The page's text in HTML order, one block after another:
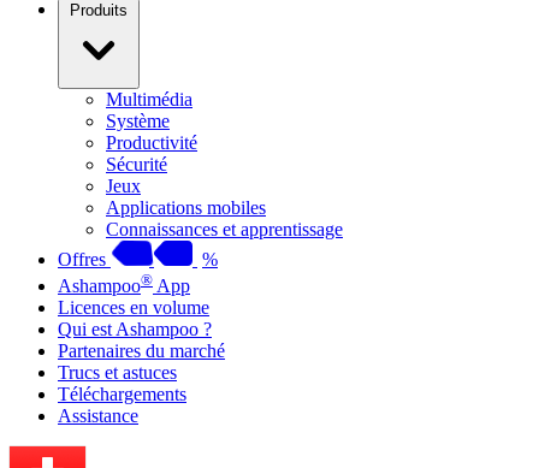
Produits
Multimédia
Système
Productivité
Sécurité
Jeux
Applications mobiles
Connaissances et apprentissage
Offres
%
Ashampoo® App
Licences en volume
Qui est Ashampoo ?
Partenaires du marché
Trucs et astuces
Téléchargements
Assistance